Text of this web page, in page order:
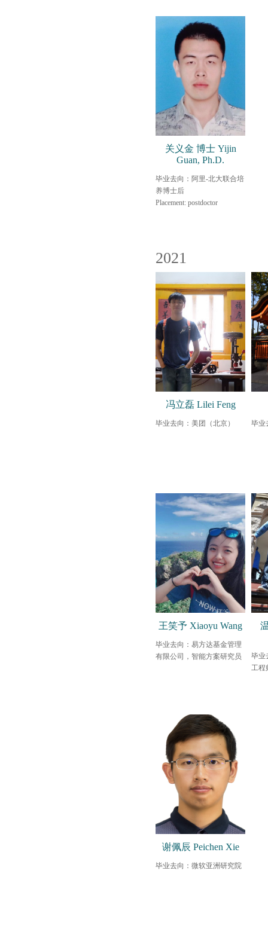
关义金 博士 Yijin
Guan, Ph.D.
毕业去向：阿里-北大联合培
养博士后
Placement: postdoctor
2021
冯立磊 Lilei Feng
毕业去向：美团（北京） 毕业
王笑予 Xiaoyu Wang
毕业去向：易方达基金管理
有限公司，智能方案研究员
毕业
工程
谢佩辰 Peichen Xie
毕业去向：微软亚洲研究院